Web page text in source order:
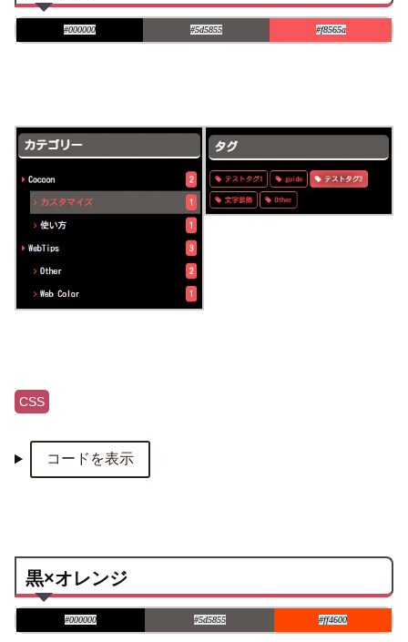
#000000 #5d5855 #f8565a
CSS
コードを表示
黒×オレンジ
#000000 #5d5855 #ff4600